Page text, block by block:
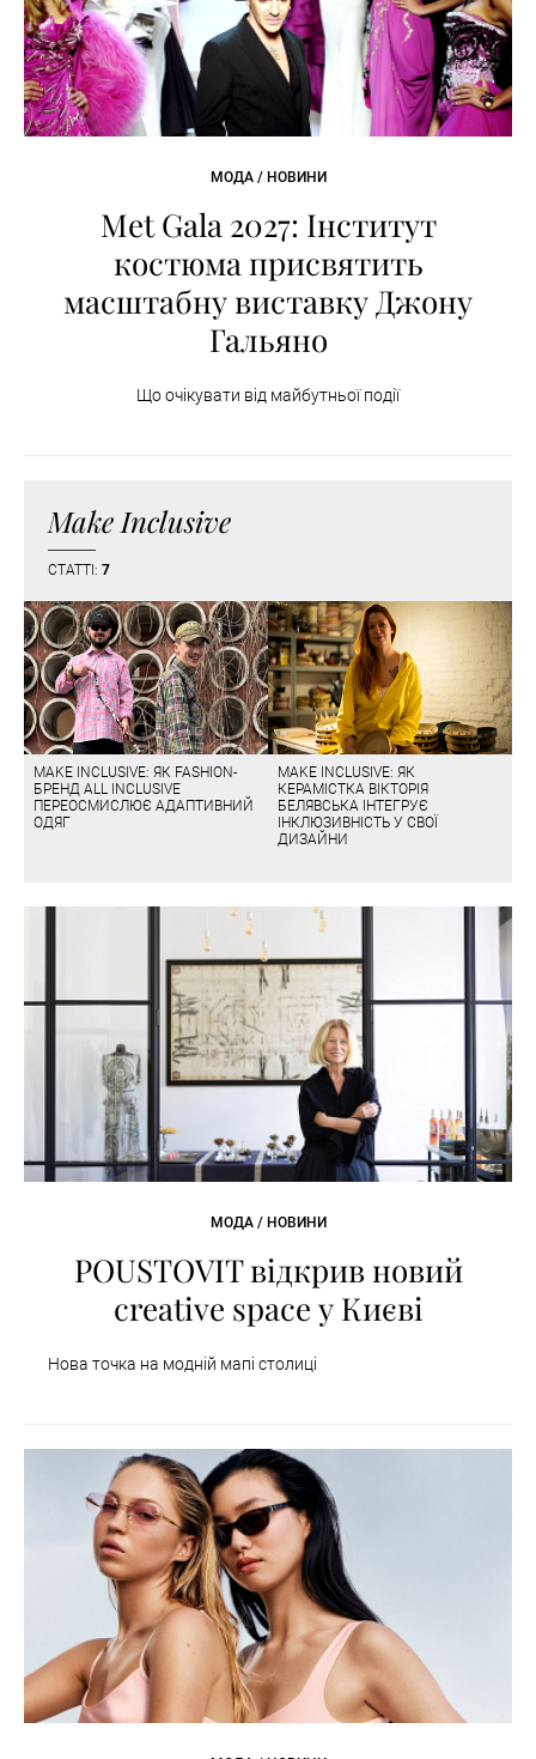
МОДА / НОВИНИ
Met Gala 2027: Інститут
костюма присвятить
масштабну виставку Джону
Гальяно
Що очікувати від майбутньої події
Make Inclusive
СТАТТІ: 7
MAKE INCLUSIVE: ЯК FASHION-
БРЕНД ALL INCLUSIVE
ПЕРЕОСМИСЛЮЄ АДАПТИВНИЙ
ОДЯГ
MAKE INCLUSIVE: ЯК
КЕРАМІСТКА ВІКТОРІЯ
БЕЛЯВСЬКА ІНТЕГРУЄ
ІНКЛЮЗИВНІСТЬ У СВОЇ
ДИЗАЙНИ
МОДА / НОВИНИ
POUSTOVIT відкрив новий
creative space у Києві
Нова точка на модній мапі столиці